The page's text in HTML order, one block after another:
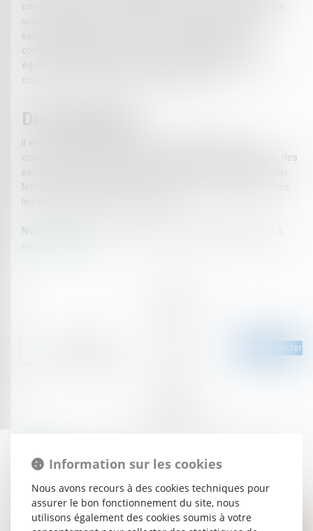
compétents en droit de sociétés, pourront être de véritables
soutiens depuis la création de l'entreprise jusqu'à sa fin. Ils
seront présents pour déterminer les outils juridiques
correspondant au mieux à votre entreprise. Ils seront
également présents pour prévenir des contentieux et des
crises, et en cas de litige, ils vous assisteront.
Droit Bancaire
connaissances transversales en droit de la consommation, des
sociétés, des procédures collectives et des voies d'exécution.
Nos avocats sauront trouver dans cette profusion de normes
Nos compétences en la matière sont larges, n'hésitez pas à
nous contacter
Nous contacter
Équipe
Équipe dédiée
Information sur les cookies
Nous avons recours à des cookies techniques pour
assurer le bon fonctionnement du site, nous
utilisons également des cookies soumis à votre